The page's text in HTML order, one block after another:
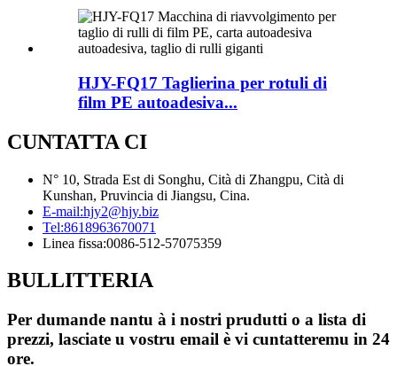
HJY-FQ17 Taglierina per rotuli di
film PE autoadesiva...
CUNTATTA CI
N° 10, Strada Est di Songhu, Cità di Zhangpu, Cità di
Kunshan, Pruvincia di Jiangsu, Cina.
E-mail:hjy2@hjy.biz
Tel:8618963670071
Linea fissa:0086-512-57075359
BULLITTERIA
Per dumande nantu à i nostri prudutti o a lista di
prezzi, lasciate u vostru email è vi cuntatteremu in 24
ore.